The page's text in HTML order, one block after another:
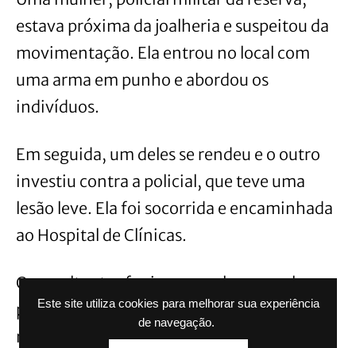
Este site utiliza cookies para melhorar sua experiência
de navegação.
estava próxima da joalheria e suspeitou da
movimentação. Ela entrou no local com
uma arma em punho e abordou os
indivíduos.
Em seguida, um deles se rendeu e o outro
investiu contra a policial, que teve uma
lesão leve. Ela foi socorrida e encaminhada
ao Hospital de Clínicas.
Os assaltantes fugiram sem levar nenhum
produto e abandonaram uma arma de fogo
no local.